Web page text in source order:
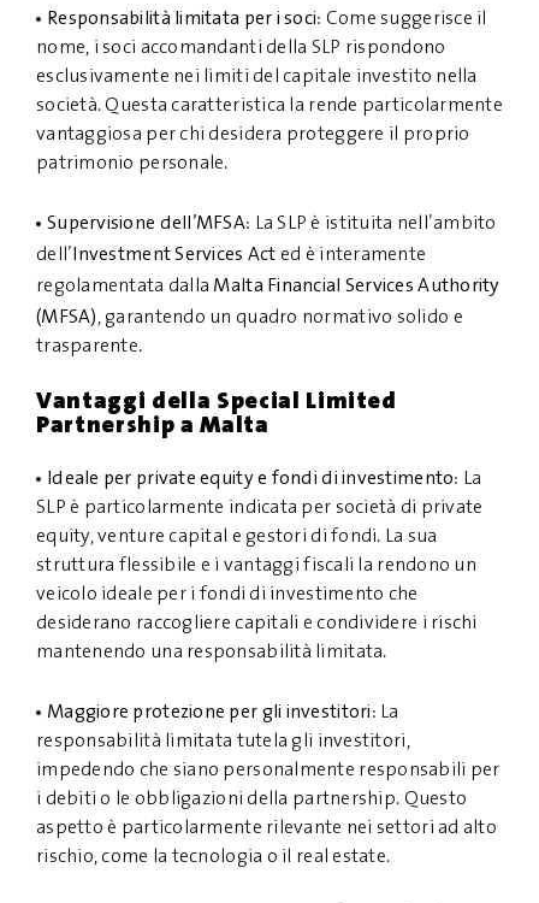
Responsabilità limitata per i soci: Come suggerisce il
nome, i soci accomandanti della SLP rispondono
esclusivamente nei limiti del capitale investito nella
società. Questa caratteristica la rende particolarmente
vantaggiosa per chi desidera proteggere il proprio
patrimonio personale.
Supervisione dell’MFSA: La SLP è istituita nell’ambito
dell’Investment Services Act ed è interamente
regolamentata dalla Malta Financial Services Authority
(MFSA), garantendo un quadro normativo solido e
trasparente.
Vantaggi della Special Limited
Partnership a Malta
Ideale per private equity e fondi di investimento: La
SLP è particolarmente indicata per società di private
equity, venture capital e gestori di fondi. La sua
struttura flessibile e i vantaggi fiscali la rendono un
veicolo ideale per i fondi di investimento che
desiderano raccogliere capitali e condividere i rischi
mantenendo una responsabilità limitata.
Maggiore protezione per gli investitori: La
responsabilità limitata tutela gli investitori,
impedendo che siano personalmente responsabili per
i debiti o le obbligazioni della partnership. Questo
aspetto è particolarmente rilevante nei settori ad alto
rischio, come la tecnologia o il real estate.